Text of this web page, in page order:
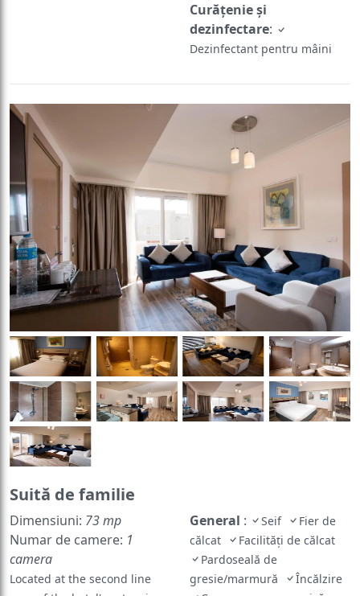
Curățenie și
dezinfectare:
Dezinfectant pentru mâini
Suită de familie
Dimensiuni: 73 mp
Numar de camere: 1
camera
Located at the second line
General : Seif
Fier de
călcat
Facilități de călcat
Pardoseală de
gresie/marmură
Încălzire